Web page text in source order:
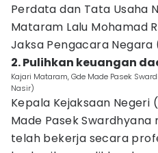
Perdata dan Tata Usaha
Mataram Lalu Mohamad
Jaksa Pengacara Negara
2. Pulihkan keuangan
Kajari Mataram, Gde Made Pasek
Nasir)
Kepala Kejaksaan Negeri
Made Pasek
telah bekerja secara